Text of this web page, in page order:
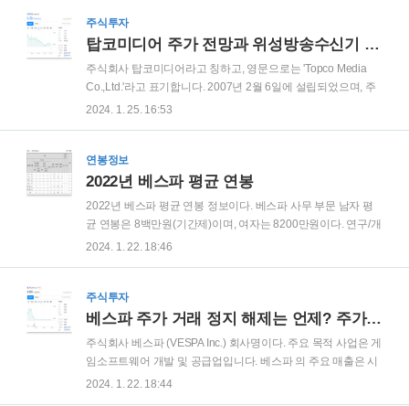
세법 제20조에 따라 관할 세무서에 제출하는 근로소득지급명
세서의 근로소득을 기준으로 기재하였습니다. 또한, 평균근속
성기준일까지의 월별 평균 급여액(해당 월의 급여총액을 해당
월의 평균 근무인원 수로 나눈 값)의 합계입니다.
주식투자
탑코미디어 주가 전망과 위성방송수신기 개발 및 제조
주식회사 탑코미디어라고 칭하고, 영문으로는 'Topco Media
Co.,Ltd.'라고 표기합니다. 2007년 2월 6일에 설립되었으며, 주
요 사업은 위성방송수신기 개발 및 제조입니다. 본사 주소 서울
향 및 정보통신기기 관련 소프트웨어 및 통신장비 개발 제조와
판매를 주요 사업으로 영위하고 있습니다. 특히 디지털통신기
우수한 디지털 셋톱박스(Set-Top Box)를 생산하여 판매하고 있
습니다. 또한, 당기 중 해외(일본) 웹툰 유통영업 양수 및 해외
(일본) 법인 TOPCO JAPAN CO., LTD..
2024. 1. 25. 16:53
연봉정보
2022년 베스파 평균 연봉
2022년 베스파 평균 연봉 정보이다. 베스파 사무 부문 남자 평
균 연봉은 8백만원(기간제)이며, 여자는 8200만원이다. 연구/개
발 남자 평균 연봉은 1억1800만원으로 높은 편이다. 베스파 평
2024. 1. 22. 18:46
주식투자
베스파 주가 거래 정지 해제는 언제? 주가 전망 및 게임소프트웨어
주식회사 베스파 (VESPA Inc.) 회사명이다. 주요 목적 사업은 게
임소프트웨어 개발 및 공급업입니다. 베스파 의 주요 매출은 시
장에 출시된 베스파 게임소프트웨어의 게임 내 결제를 통해 이
2024. 1. 22. 18:44